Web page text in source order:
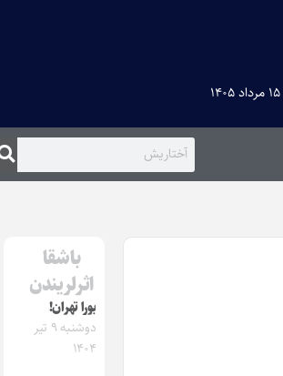
باشقا
اثرلریندن
بورا تهران!
دوشنبه ۹ تیر
۱۴۰۴